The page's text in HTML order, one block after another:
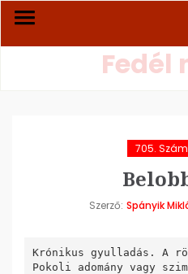
Fedél
705. Szám
Szerző: Spányik
Krónikus gyulladás. A
Pokoli adomány vagy